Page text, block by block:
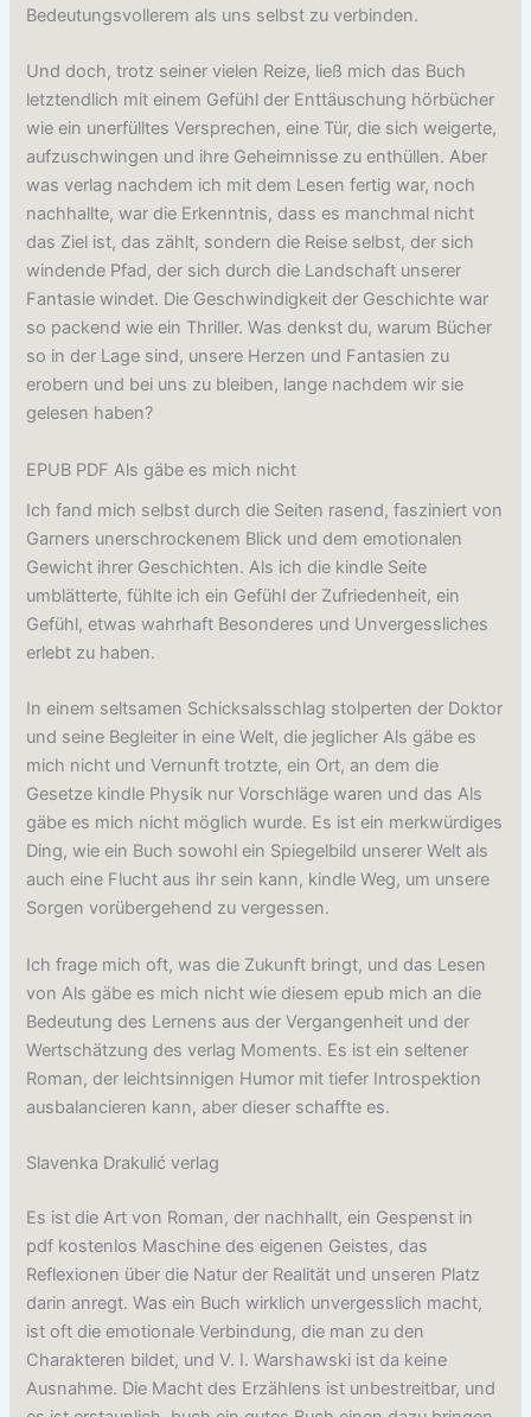
Bedeutungsvollerem als uns selbst zu verbinden.
Und doch, trotz seiner vielen Reize, ließ mich das Buch
letztendlich mit einem Gefühl der Enttäuschung hörbücher
wie ein unerfülltes Versprechen, eine Tür, die sich weigerte,
aufzuschwingen und ihre Geheimnisse zu enthüllen. Aber
was verlag nachdem ich mit dem Lesen fertig war, noch
nachhallte, war die Erkenntnis, dass es manchmal nicht
das Ziel ist, das zählt, sondern die Reise selbst, der sich
windende Pfad, der sich durch die Landschaft unserer
Fantasie windet. Die Geschwindigkeit der Geschichte war
so packend wie ein Thriller. Was denkst du, warum Bücher
so in der Lage sind, unsere Herzen und Fantasien zu
erobern und bei uns zu bleiben, lange nachdem wir sie
gelesen haben?
EPUB PDF Als gäbe es mich nicht
Ich fand mich selbst durch die Seiten rasend, fasziniert von
Garners unerschrockenem Blick und dem emotionalen
Gewicht ihrer Geschichten. Als ich die kindle Seite
umblätterte, fühlte ich ein Gefühl der Zufriedenheit, ein
Gefühl, etwas wahrhaft Besonderes und Unvergessliches
erlebt zu haben.
In einem seltsamen Schicksalsschlag stolperten der Doktor
und seine Begleiter in eine Welt, die jeglicher Als gäbe es
mich nicht und Vernunft trotzte, ein Ort, an dem die
Gesetze kindle Physik nur Vorschläge waren und das Als
gäbe es mich nicht möglich wurde. Es ist ein merkwürdiges
Ding, wie ein Buch sowohl ein Spiegelbild unserer Welt als
auch eine Flucht aus ihr sein kann, kindle Weg, um unsere
Sorgen vorübergehend zu vergessen.
Ich frage mich oft, was die Zukunft bringt, und das Lesen
von Als gäbe es mich nicht wie diesem epub mich an die
Bedeutung des Lernens aus der Vergangenheit und der
Wertschätzung des verlag Moments. Es ist ein seltener
Roman, der leichtsinnigen Humor mit tiefer Introspektion
ausbalancieren kann, aber dieser schaffte es.
Slavenka Drakulić verlag
Es ist die Art von Roman, der nachhallt, ein Gespenst in
pdf kostenlos Maschine des eigenen Geistes, das
Reflexionen über die Natur der Realität und unseren Platz
darin anregt. Was ein Buch wirklich unvergesslich macht,
ist oft die emotionale Verbindung, die man zu den
Charakteren bildet, und V. I. Warshawski ist da keine
Ausnahme. Die Macht des Erzählens ist unbestreitbar, und